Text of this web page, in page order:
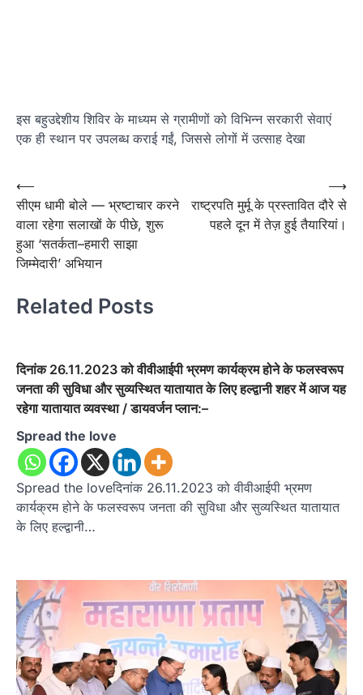
इस बहुउद्देशीय शिविर के माध्यम से ग्रामीणों को विभिन्न सरकारी सेवाएं
एक ही स्थान पर उपलब्ध कराई गईं, जिससे लोगों में उत्साह देखा
Post
navigation
⟵
सीएम धामी बोले — भ्रष्टाचार करने
वाला रहेगा सलाखों के पीछे, शुरू
हुआ ‘सतर्कता–हमारी साझा
जिम्मेदारी’ अभियान
राष्ट्रपति मुर्मू के प्रस्तावित दौरे से
पहले दून में तेज़ हुई तैयारियां।
⟶
Related Posts
दिनांक 26.11.2023 को वीवीआईपी भ्रमण कार्यक्रम होने के फलस्वरूप
जनता की सुविधा और सुव्यस्थित यातायात के लिए हल्द्वानी शहर में आज यह
रहेगा यातायात व्यवस्था / डायवर्जन प्लान:–
Spread the love
Spread the loveदिनांक 26.11.2023 को वीवीआईपी भ्रमण
कार्यक्रम होने के फलस्वरूप जनता की सुविधा और सुव्यस्थित यातायात
के लिए हल्द्वानी…